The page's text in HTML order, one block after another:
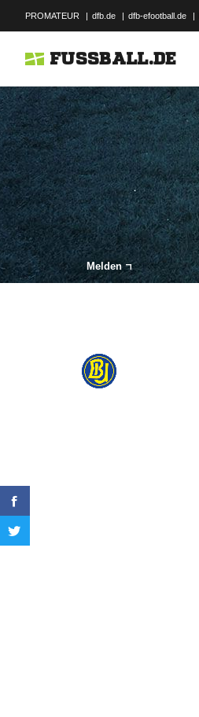
PROMATEUR | dfb.de | dfb-efootball.de |
FUSSBALL.DE
Melden